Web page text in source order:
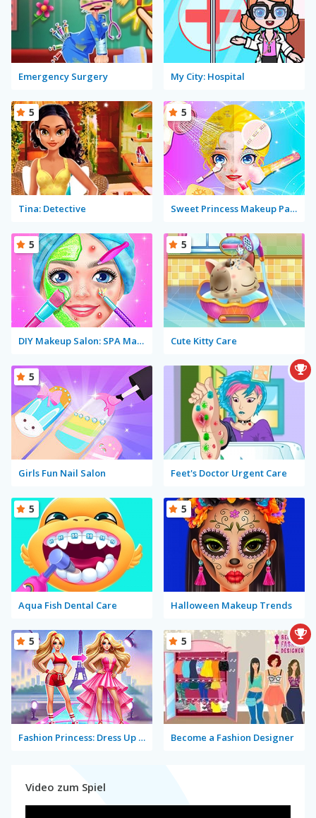
Emergency Surgery My City: Hospital
Tina: Detective
5
Sweet Princess Makeup Party
5
DIY Makeup Salon: SPA Makeover Studio
5
Cute Kitty Care
5
Girls Fun Nail Salon
5
Feet's Doctor Urgent Care
Aqua Fish Dental Care
5
Halloween Makeup Trends
5
Fashion Princess: Dress Up for Girls
5
Become a Fashion Designer
5
Video zum Spiel